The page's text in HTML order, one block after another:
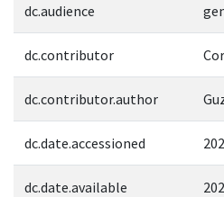
dc.audience
dc.contributor
dc.contributor.author
dc.date.accessioned
dc.date.available